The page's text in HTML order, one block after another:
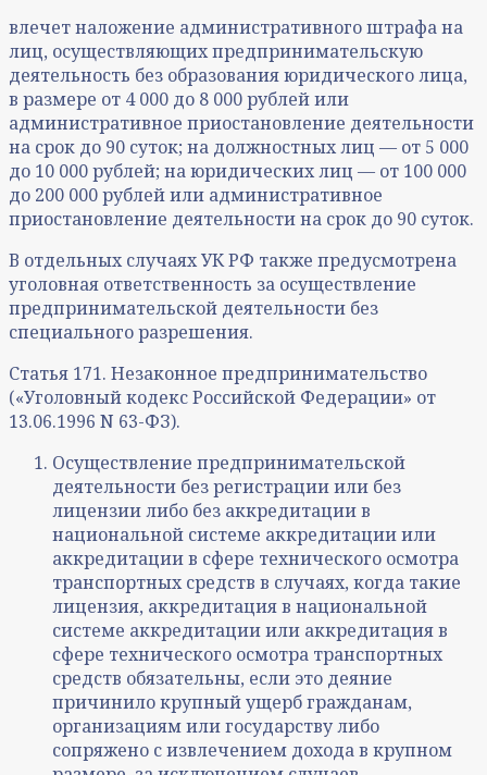
влечет наложение административного штрафа на
лиц, осуществляющих предпринимательскую
деятельность без образования юридического лица,
в размере от 4 000 до 8 000 рублей или
административное приостановление деятельности
на срок до 90 суток; на должностных лиц — от 5 000
до 10 000 рублей; на юридических лиц — от 100 000
до 200 000 рублей или административное
приостановление деятельности на срок до 90 суток.
В отдельных случаях УК РФ также предусмотрена
уголовная ответственность за осуществление
предпринимательской деятельности без
специального разрешения.
Статья 171. Незаконное предпринимательство
(«Уголовный кодекс Российской Федерации» от
13.06.1996 N 63-ФЗ).
Осуществление предпринимательской
деятельности без регистрации или без
лицензии либо без аккредитации в
национальной системе аккредитации или
аккредитации в сфере технического осмотра
транспортных средств в случаях, когда такие
лицензия, аккредитация в национальной
системе аккредитации или аккредитация в
сфере технического осмотра транспортных
средств обязательны, если это деяние
причинило крупный ущерб гражданам,
организациям или государству либо
сопряжено с извлечением дохода в крупном